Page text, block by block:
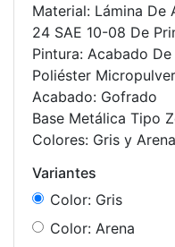
Material: Lámina De
24 SAE 10-08 De
Pintura: Acabado
Poliéster
Acabado: Gofrado
Base Metálica Tipo
Colores: Gris y Arena
Variantes
Color: Gris
Color: Arena